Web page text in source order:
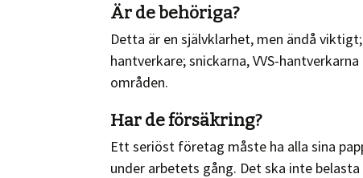
Är de behöriga?
Detta är en självklarhet, men ändå
hantverkare; snickarna, VVS-
områden.
Har de försäkring?
Ett seriöst företag måste ha alla sina
under arbetets gång. Det ska inte